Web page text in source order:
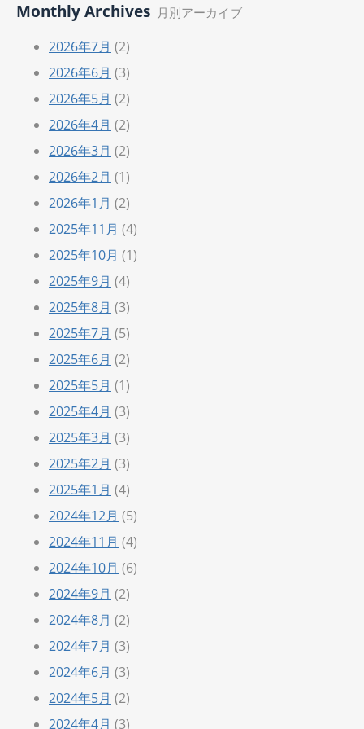
Monthly Archives 月別アーカイブ
2026年7月 (2)
2026年6月 (3)
2026年5月 (2)
2026年4月 (2)
2026年3月 (2)
2026年2月 (1)
2026年1月 (2)
2025年11月 (4)
2025年10月 (1)
2025年9月 (4)
2025年8月 (3)
2025年7月 (5)
2025年6月 (2)
2025年5月 (1)
2025年4月 (3)
2025年3月 (3)
2025年2月 (3)
2025年1月 (4)
2024年12月 (5)
2024年11月 (4)
2024年10月 (6)
2024年9月 (2)
2024年8月 (2)
2024年7月 (3)
2024年6月 (3)
2024年5月 (2)
2024年4月 (3)